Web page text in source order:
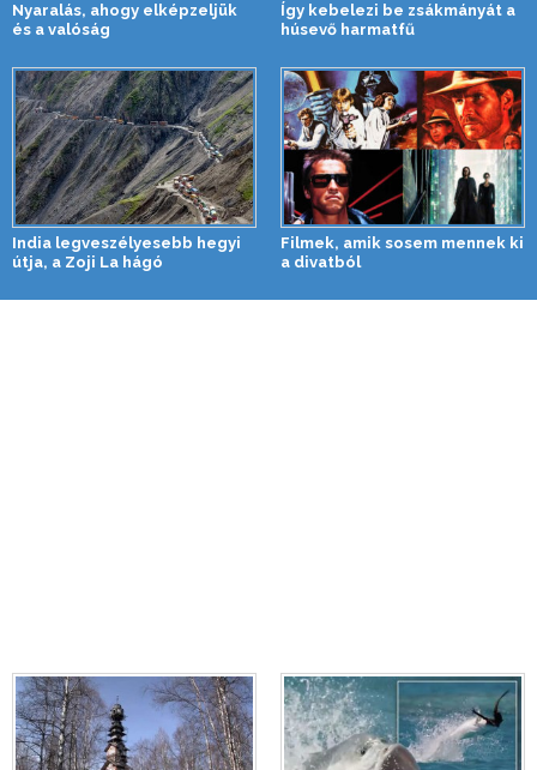
Nyaralás, ahogy elképzeljük
és a valóság
Így kebelezi be zsákmányát a
húsevő harmatfű
India legveszélyesebb hegyi
útja, a Zoji La hágó
Filmek, amik sosem mennek ki
a divatból